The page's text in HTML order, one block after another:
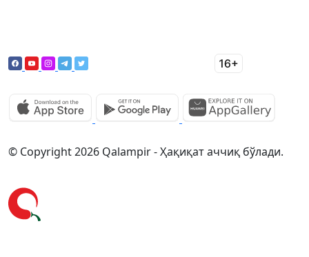
© Copyright 2026 Qalampir - Ҳақиқат аччиқ бўлади.